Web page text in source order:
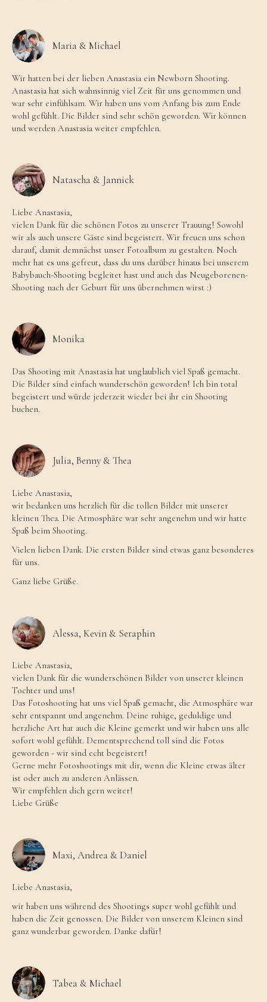
Maria & Michael
Wir hatten bei der lieben Anastasia ein Newborn Shooting.
Anastasia hat sich wahnsinnig viel Zeit für uns genommen und
war sehr einfühlsam. Wir haben uns vom Anfang bis zum Ende
wohl gefühlt. Die Bilder sind sehr schön geworden. Wir können
und werden Anastasia weiter empfehlen.
Natascha & Jannick
Liebe Anastasia,
vielen Dank für die schönen Fotos zu unserer Trauung! Sowohl
wir als auch unsere Gäste sind begeistert. Wir freuen uns schon
darauf, damit demnächst unser Fotoalbum zu gestalten. Noch
mehr hat es uns gefreut, dass du uns darüber hinaus bei unserem
Babybauch-Shooting begleitet hast und auch das Neugeborenen-
Shooting nach der Geburt für uns übernehmen wirst :)
Monika
Das Shooting mit Anastasia hat unglaublich viel Spaß gemacht.
Die Bilder sind einfach wunderschön geworden! Ich bin total
begeistert und würde jederzeit wieder bei ihr ein Shooting
buchen.
Julia, Benny & Thea
Liebe Anastasia,
wir bedanken uns herzlich für die tollen Bilder mit unserer
kleinen Thea. Die Atmosphäre war sehr angenehm und wir hatte
Spaß beim Shooting.
Vielen lieben Dank. Die ersten Bilder sind etwas ganz besonderes
für uns.
Ganz liebe Grüße.
Alessa, Kevin & Seraphin
Liebe Anastasia,
vielen Dank für die wunderschönen Bilder von unserer kleinen
Tochter und uns!
Das Fotoshooting hat uns viel Spaß gemacht, die Atmosphäre war
sehr entspannt und angenehm. Deine ruhige, geduldige und
herzliche Art hat auch die Kleine gemerkt und wir haben uns alle
sofort wohl gefühlt. Dementsprechend toll sind die Fotos
geworden - wir sind echt begeistert!
Gerne mehr Fotoshootings mit dir, wenn die Kleine etwas älter
ist oder auch zu anderen Anlässen.
Wir empfehlen dich gern weiter!
Liebe Grüße
Maxi, Andrea & Daniel
Liebe Anastasia,
wir haben uns während des Shootings super wohl gefühlt und
haben die Zeit genossen. Die Bilder von unserem Kleinen sind
ganz wunderbar geworden. Danke dafür!
Tabea & Michael